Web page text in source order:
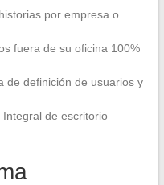
por empresa o
fuera de su oficina 100%
de definición de usuarios y
de escritorio